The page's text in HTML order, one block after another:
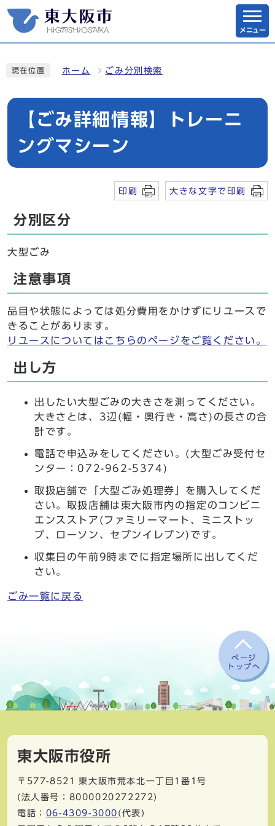
メニュー
現在位置 ホーム ごみ分別検索
【ごみ詳細情報】トレーニ
ングマシーン
印刷 大きな文字で印刷
分別区分
大型ごみ
注意事項
品目や状態によっては処分費用をかけずにリユースで
きることがあります。
リユースについてはこちらのページをご覧ください。
出し方
出したい大型ごみの大きさを測ってください。
大きさとは、3辺(幅・奥行き・高さ)の長さの合
計です。
電話で申込みをしてください。(大型ごみ受付セ
ンター：072-962-5374)
取扱店舗で「大型ごみ処理券」を購入してくだ
さい。取扱店舗は東大阪市内の指定のコンビニ
エンスストア(ファミリーマート、ミニストッ
プ、ローソン、セブンイレブン)です。
収集日の午前9時までに指定場所に出してくだ
さい。
ごみ一覧に戻る
ページ
トップへ
東大阪市役所
〒577-8521
東大阪市荒本北一丁目1番1号
(法人番号：8000020272272)
電話： 06-4309-3000 (代表)